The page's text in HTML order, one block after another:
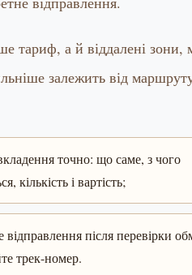
тариф, а й віддалені зони,
залежить від
точно: що саме, з чого
кількість і вартість;
відправлення після перевірки
трек-номер.